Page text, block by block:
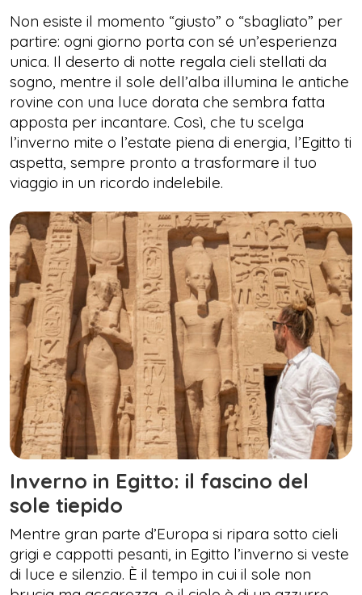
Non esiste il momento “giusto” o “sbagliato” per
partire: ogni giorno porta con sé un’esperienza
unica. Il deserto di notte regala cieli stellati da
sogno, mentre il sole dell’alba illumina le antiche
rovine con una luce dorata che sembra fatta
apposta per incantare. Così, che tu scelga
l’inverno mite o l’estate piena di energia, l’Egitto ti
aspetta, sempre pronto a trasformare il tuo
viaggio in un ricordo indelebile.
Inverno in Egitto: il fascino del
sole tiepido
Mentre gran parte d’Europa si ripara sotto cieli
grigi e cappotti pesanti, in Egitto l’inverno si veste
di luce e silenzio. È il tempo in cui il sole non